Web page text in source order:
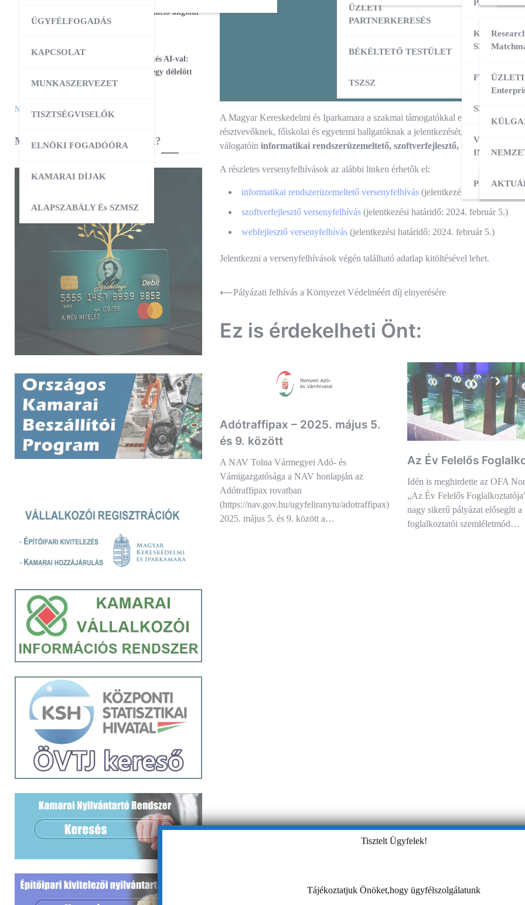
ÜZLETI
PARTNERKERESÉS
BÉKÉLTETŐ TESTÜLET
TSZSZ
KÜLPIACI
FT
INDÍTÁSA
ÜGYFÉLFOGADÁS
KAPCSOLAT
MUNKASZERVEZET
TISZTSÉGVISELŐK
ELNÖKI FOGADÓÓRA
KAMARAI DÍJAK
ALAPSZABÁLY És SZMSZ
A Magyar Kereskedelmi és Iparkamara a szakmai támogatókkal együtt várja
résztvevőknek, főiskolai és egyetemi hallgatóknak a jelentkezését, akik szívesen
válogatóin informatikai rendszerüzemeltető, szoftverfejlesztő, valamint
A részletes versenyfelhívások az alábbi linken érhetők el:
informatikai rendszerüzemeltető versenyfelhívás(jelentkezési határidő:
szoftverfejlesztő versenyfelhívás(jelentkezési határidő: 2024. február 5.)
webfejlesztő versenyfelhívás(jelentkezési határidő: 2024. február 5.)
Jelentkezni a versenyfelhívások végén található adatlap kitöltésével lehet.
Bejegyzés
⟵Pályázati felhívás a Környezet Védelméért díj elnyerésére
Ez is érdekelheti Önt:
Adótraffipax – 2025. május 5.
és 9. között
A NAV Tolna Vármegyei Adó- és
Vámigazgatósága a NAV honlapján az
Adótraffipax rovatban
(https://nav.gov.hu/ugyfeliranytu/adotraffipax)
2025. május 5. és 9. között a…
Az Év Felelős
Idén is meghirdette az OFA
„Az Év Felelős
nagy sikerű pályázat elősegíti a
foglalkoztatói szemléletmód…
Magabiztos üzleti kommunikáció angolul
– 2 napos workshop
25
Workshop – Facebook hirdetés AI-val:
szövegtől a kész kampányig egy délelőtt
alatt
Naptár megtekintése
MIBEN SEGÍT A KAMARA?
Tisztelt Ügyfelek!
Tájékoztatjuk Önöket,hogy ügyfélszolgálatunk